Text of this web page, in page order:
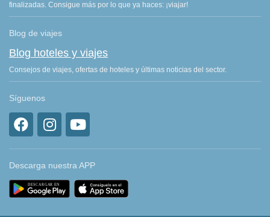
finalizadas. Consigue más por lo que ya haces: ¡viajar!
Blog de viajes
Blog hoteles y viajes
Consejos de viajes, ofertas de hoteles y últimas noticias del sector.
Síguenos
Descarga nuestra APP